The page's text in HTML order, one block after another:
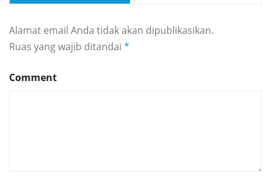
Alamat email Anda tidak akan dipublikasikan.
Ruas yang wajib ditandai *
Comment